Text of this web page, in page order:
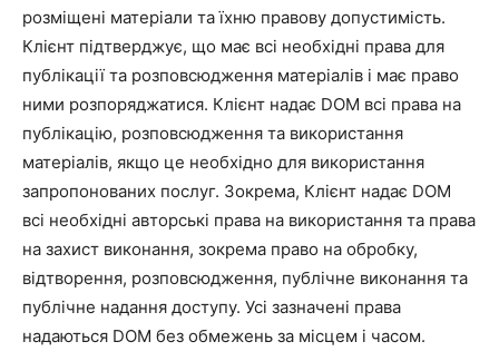
розміщені матеріали та їхню правову допустимість.
Клієнт підтверджує, що має всі необхідні права для
публікації та розповсюдження матеріалів і має право
ними розпоряджатися. Клієнт надає DOM всі права на
публікацію, розповсюдження та використання
матеріалів, якщо це необхідно для використання
запропонованих послуг. Зокрема, Клієнт надає DOM
всі необхідні авторські права на використання та права
на захист виконання, зокрема право на обробку,
відтворення, розповсюдження, публічне виконання та
публічне надання доступу. Усі зазначені права
надаються DOM без обмежень за місцем і часом.